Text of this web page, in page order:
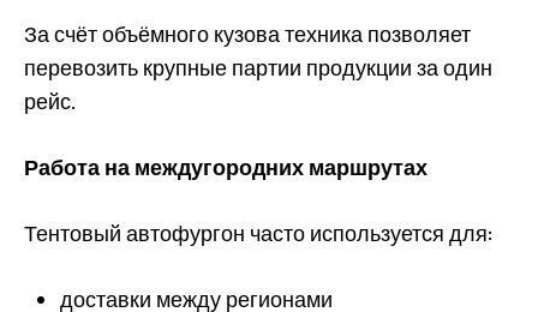
За счёт объёмного кузова техника позволяет
перевозить крупные партии продукции за один
рейс.
Работа на междугородних маршрутах
Тентовый автофургон часто используется для:
доставки между регионами